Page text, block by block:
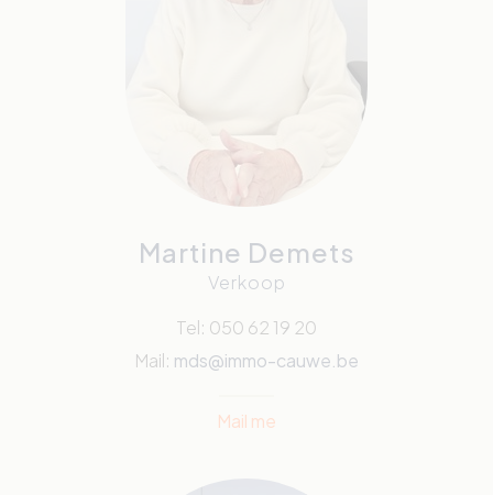
Martine Demets
Verkoop
Tel: 050 62 19 20
Mail: mds@immo-cauwe.be
Mail me